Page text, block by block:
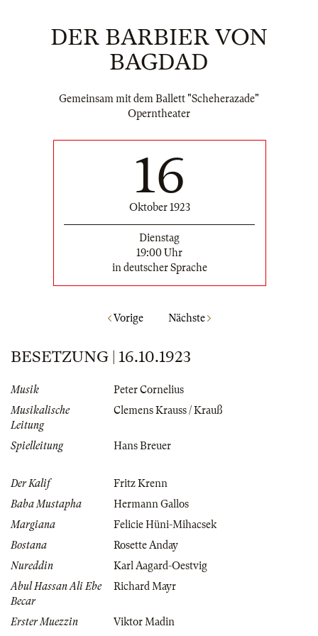
DER BARBIER VON
BAGDAD
Gemeinsam mit dem Ballett "Scheherazade"
Operntheater
16
Oktober 1923
Dienstag
19:00 Uhr
in deutscher Sprache
Vorige Nächste
BESETZUNG | 16.10.1923
Musik
Peter Cornelius
Musikalische
Leitung
Clemens Krauss / Krauß
Spielleitung Hans Breuer
Der Kalif
Fritz Krenn
Baba Mustapha
Hermann Gallos
Margiana
Felicie Hüni-Mihacsek
Bostana
Rosette Anday
Nureddin
Karl Aagard-Oestvig
Abul Hassan Ali Ebe
Becar
Richard Mayr
Erster Muezzin Viktor Madin